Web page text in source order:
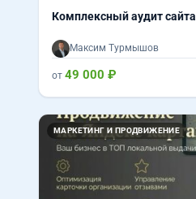
Комплексный аудит сайта
Максим Турмышов
от 49 000 ₽
МАРКЕТИНГ И ПРОДВИЖЕНИЕ